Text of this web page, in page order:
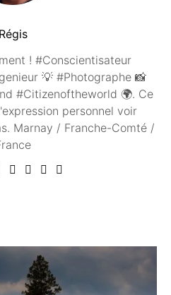
Régis
! #Conscientisateur
💡 #Photographe 📸
#Citizenoftheworld 🌍. Ce
personnel voir
Marnay / Franche-Comté /